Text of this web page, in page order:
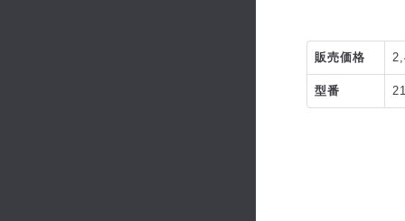
販売価格
型番